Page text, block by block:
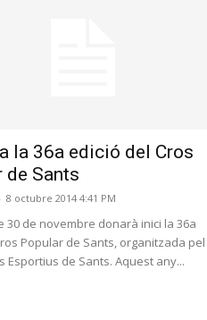
la 36a edició del Cros
de Sants
- 8 octubre 2014 4:41 PM
30 de novembre donarà inici la 36a
Popular de Sants, organitzada pel
Esportius de Sants. Aquest any...